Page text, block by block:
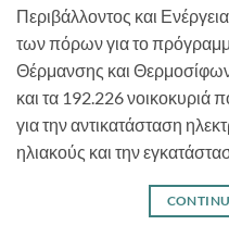
Περιβάλλοντος και
των πόρων για το
Θέρμανσης και
και τα 192.226 νοικοκυριά
για την αντικατάσταση
ηλιακούς και την